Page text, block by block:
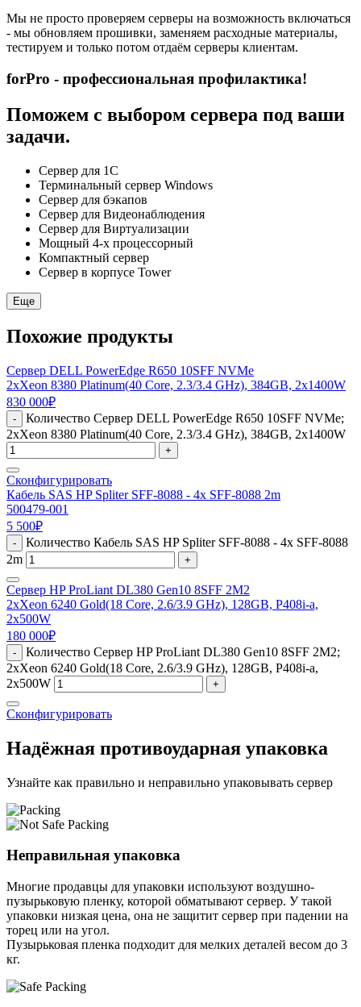
Мы не просто проверяем серверы на возможность включаться
- мы обновляем прошивки, заменяем расходные материалы,
тестируем и только потом отдаём серверы клиентам.
forPro - профессиональная профилактика!
Поможем с выбором сервера под ваши
задачи.
Сервер для 1С
Терминальный сервер Windows
Сервер для бэкапов
Сервер для Видеонаблюдения
Сервер для Виртуализации
Мощный 4-х процессорный
Компактный сервер
Сервер в корпусе Tower
Еще
Похожие продукты
Сервер DELL PowerEdge R650 10SFF NVMe
2xXeon 8380 Platinum(40 Core, 2.3/3.4 GHz), 384GB, 2x1400W
830 000₽
-
Количество Сервер DELL PowerEdge R650 10SFF NVMe;
2xXeon 8380 Platinum(40 Core, 2.3/3.4 GHz), 384GB, 2x1400W
+
Сконфигурировать
Кабель SAS HP Spliter SFF-8088 - 4x SFF-8088 2m
500479-001
5 500₽
-
Количество Кабель SAS HP Spliter SFF-8088 - 4x SFF-8088
2m
+
Сервер HP ProLiant DL380 Gen10 8SFF 2M2
2xXeon 6240 Gold(18 Core, 2.6/3.9 GHz), 128GB, P408i-a,
2x500W
180 000₽
-
Количество Сервер HP ProLiant DL380 Gen10 8SFF 2M2;
2xXeon 6240 Gold(18 Core, 2.6/3.9 GHz), 128GB, P408i-a,
2x500W
+
Сконфигурировать
Надёжная противоударная упаковка
Узнайте как правильно и неправильно упаковывать сервер
Неправильная упаковка
Многие продавцы для упаковки используют воздушно-
пузырьковую пленку, которой обматывают сервер. У такой
упаковки низкая цена, она не защитит сервер при падении на
торец или на угол.
Пузырьковая пленка подходит для мелких деталей весом до 3
кг.